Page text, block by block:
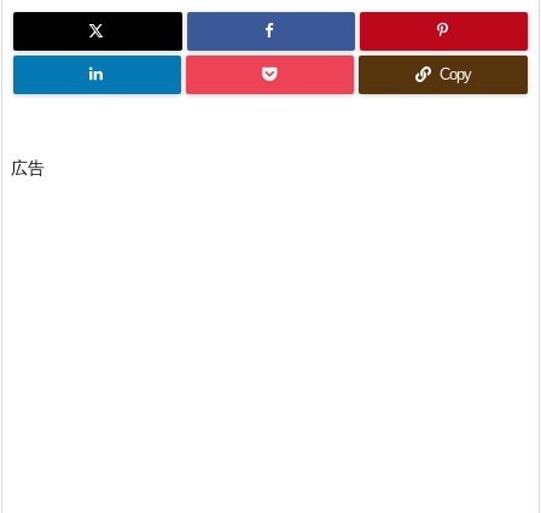
Copy
広告